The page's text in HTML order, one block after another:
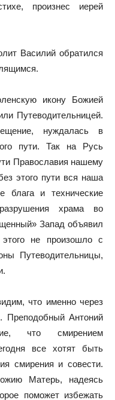
произнес иерей
Василий обратился
икону Божией
Путеводительницей.
нуждалась в
пути. Так на Русь
Православия нашему
этого пути вся наша
блага и технические
храма во
Запад объявил
не произошло с
Путеводительницы,
что именно через
Преподобный Антоний
что смирением
все хотят быть
смирения и совести.
Матерь, надеясь
поможет избежать